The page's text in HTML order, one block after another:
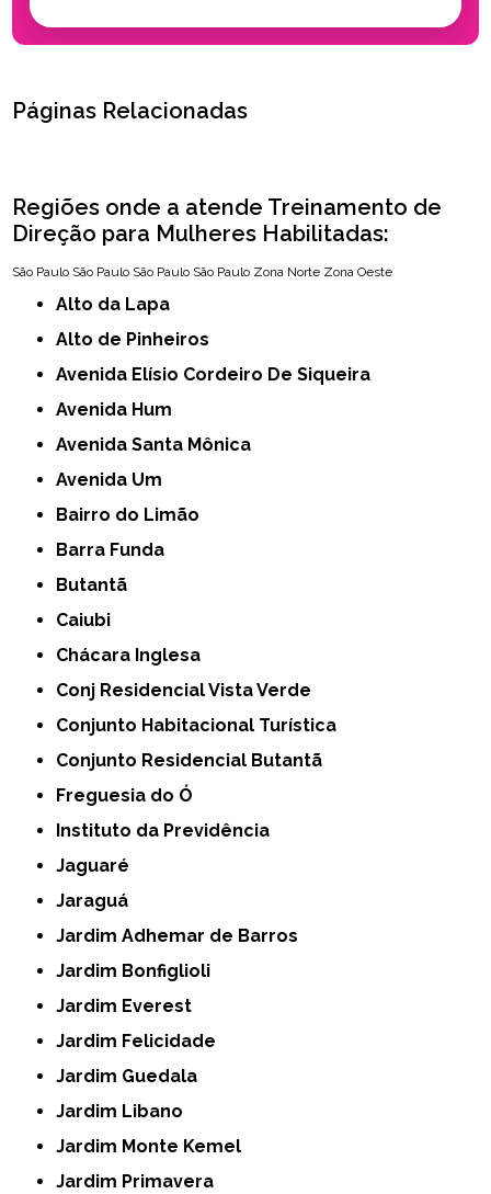
Páginas Relacionadas
Regiões onde a atende Treinamento de
Direção para Mulheres Habilitadas:
São Paulo São Paulo São Paulo São Paulo Zona Norte Zona Oeste
Alto da Lapa
Alto de Pinheiros
Avenida Elísio Cordeiro De Siqueira
Avenida Hum
Avenida Santa Mônica
Avenida Um
Bairro do Limão
Barra Funda
Butantã
Caiubi
Chácara Inglesa
Conj Residencial Vista Verde
Conjunto Habitacional Turística
Conjunto Residencial Butantã
Freguesia do Ó
Instituto da Previdência
Jaguaré
Jaraguá
Jardim Adhemar de Barros
Jardim Bonfiglioli
Jardim Everest
Jardim Felicidade
Jardim Guedala
Jardim Libano
Jardim Monte Kemel
Jardim Primavera